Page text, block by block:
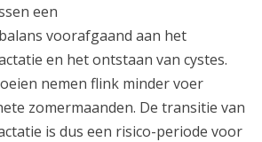
een
voorafgaand aan het
en het ontstaan van cystes.
nemen flink minder voer
zomermaanden. De transitie van
is dus een risico-periode voor